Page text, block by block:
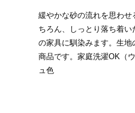
緩やかな砂の流れを思わ
ちろん、しっとり落ち着
の家具に馴染みます。生
商品です。家庭洗濯OK（
ュ色